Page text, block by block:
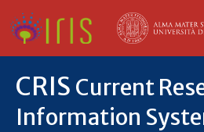
CRIS Current
Information